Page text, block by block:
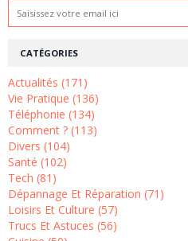
CATÉGORIES
Actualités (171)
Vie Pratique (136)
Téléphonie (134)
Comment ? (113)
Divers (104)
Santé (102)
Tech (81)
Dépannage Et Réparation (71)
Loisirs Et Culture (57)
Trucs Et Astuces (56)